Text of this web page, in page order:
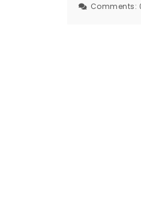
Comments: